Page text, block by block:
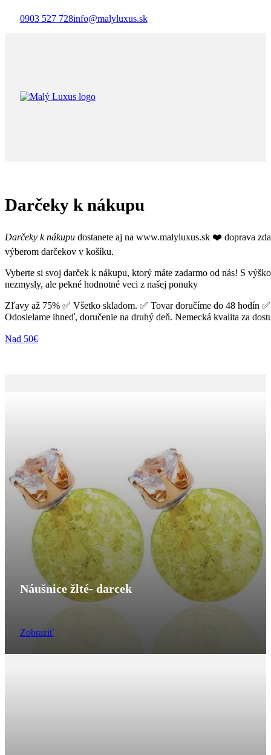
0903 527 728info@malyluxus.sk
Darčeky k nákupu
Darčeky k nákupu dostanete aj na www.malyluxus.sk ❤️ doprava
výberom darčekov v košíku.
Vyberte si svoj darček k nákupu, ktorý máte zadarmo od nás! S
nezmysly, ale pekné hodnotné veci z našej ponuky
Zľavy až 75% ✅ Všetko skladom. ✅ Tovar doručíme do 48 hodín ✅
Odosielame ihneď, doručenie na druhý deň. Nemecká kvalita za
Nad 50€
Náušnice žlté- darcek
Zobraziť